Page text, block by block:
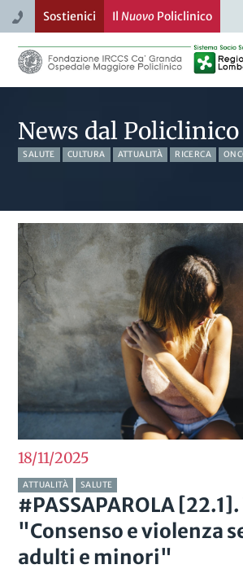
Sostienici Il NuovoPoliclinico
News dal Policlinico
SALUTE CULTURA ATTUALITÀ RICERCA
18/112025
ATTUALITÀ SALUTE
#PASSAPAROLA
"Consenso e violenza
adulti e minori"